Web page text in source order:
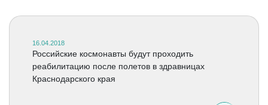
16.04.2018
Российские космонавты будут проходить
реабилитацию после полетов в здравницах
Краснодарского края